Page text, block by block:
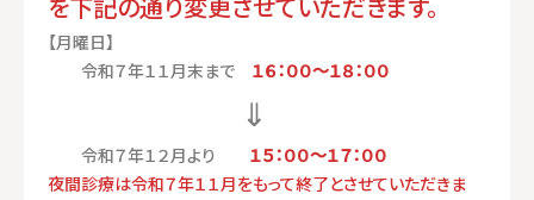
【月曜日】
令和７年１１月末まで １６：００～１８：００
⇓
令和７年１２月より １５：００～１７：００
夜間診療は令和７年１１月をもって終了とさせていただきま